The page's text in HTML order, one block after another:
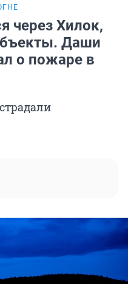
через Хилок,
Даши
о пожаре в